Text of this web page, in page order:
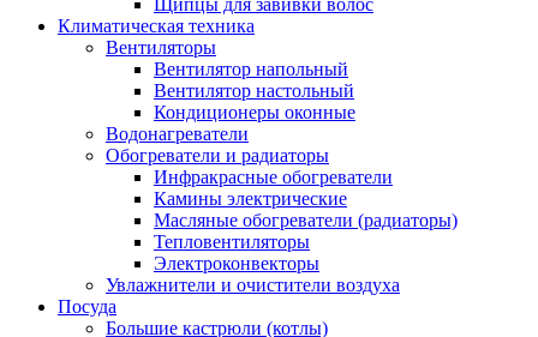
Щипцы для завивки волос
Климатическая техника
Вентиляторы
Вентилятор напольный
Вентилятор настольный
Кондиционеры оконные
Водонагреватели
Обогреватели и радиаторы
Инфракрасные обогреватели
Камины электрические
Масляные обогреватели (радиаторы)
Тепловентиляторы
Электроконвекторы
Увлажнители и очистители воздуха
Посуда
Большие кастрюли (котлы)